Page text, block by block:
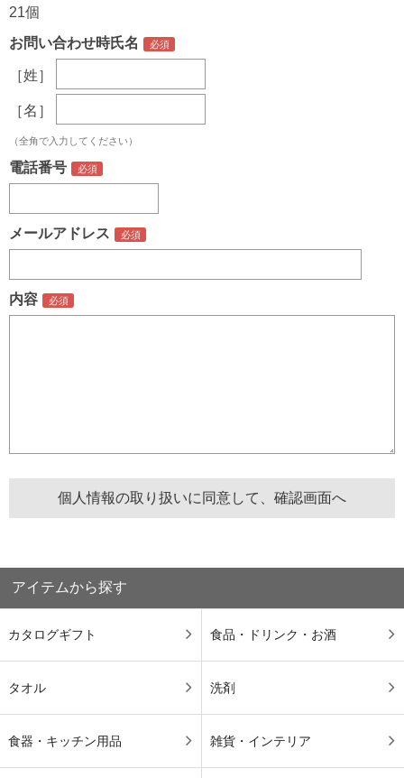
21個
お問い合わせ時氏名
［姓］
［名］
（全角で入力してください）
電話番号
メールアドレス
内容
アイテムから探す
カタログギフト 食品・ドリンク・お酒
タオル 洗剤
食器・キッチン用品 雑貨・インテリア